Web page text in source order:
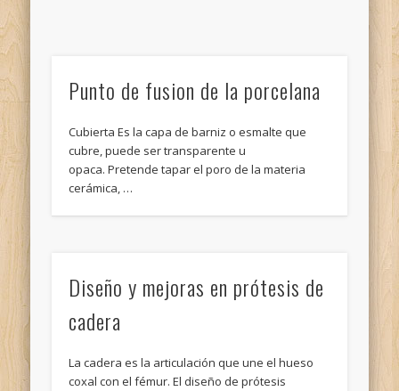
Punto de fusion de la porcelana
Cubierta Es la capa de barniz o esmalte que
cubre, puede ser transparente u
opaca. Pretende tapar el poro de la materia
cerámica, …
Diseño y mejoras en prótesis de
cadera
La cadera es la articulación que une el hueso
coxal con el fémur. El diseño de prótesis